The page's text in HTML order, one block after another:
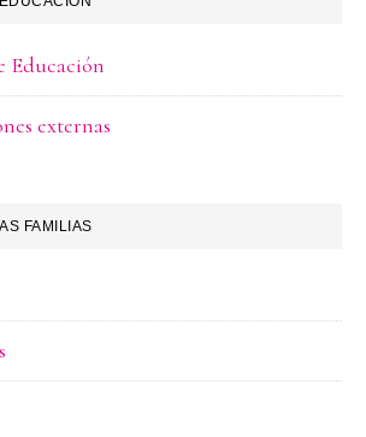
Educación
externas
FAMILIAS